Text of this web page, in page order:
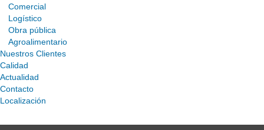
Comercial
Logístico
Obra pública
Agroalimentario
Nuestros Clientes
Calidad
Actualidad
Contacto
Localización